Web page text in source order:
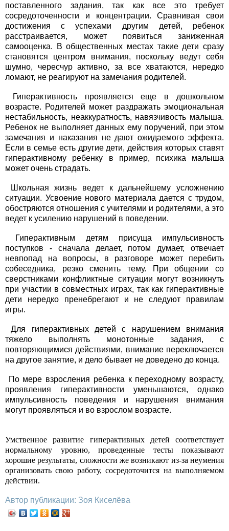
поставленного задания, так как все это требует
сосредоточенности и концентрации. Сравнивая свои
достижения с успехами другим детей, ребенок
расстраивается, может появиться заниженная
самооценка. В общественных местах такие дети сразу
становятся центром внимания, поскольку ведут себя
шумно, чересчур активно, за все хватаются, нередко
ломают, не реагируют на замечания родителей.
Гиперактивность проявляется еще в дошкольном
возрасте. Родителей может раздражать эмоциональная
нестабильность, неаккуратность, навязчивость малыша.
Ребенок не выполняет данных ему поручений, при этом
замечания и наказания не дают ожидаемого эффекта.
Если в семье есть другие дети, действия которых ставят
гиперактивному ребенку в пример, психика малыша
может очень страдать.
Школьная жизнь ведет к дальнейшему усложнению
ситуации. Усвоение нового материала дается с трудом,
обостряются отношения с учителями и родителями, а это
ведет к усилению нарушений в поведении.
Гиперактивным детям присуща импульсивность
поступков - сначала делает, потом думает, отвечает
невпопад на вопросы, в разговоре может перебить
собеседника, резко сменить тему. При общении со
сверстниками конфликтные ситуации могут возникнуть
при участии в совместных играх, так как гиперактивные
дети нередко пренебрегают и не следуют правилам
игры.
Для гиперактивных детей с нарушением внимания
тяжело выполнять монотонные задания, с
повторяющимися действиями, внимание переключается
на другое занятие, и дело бывает не доведено до конца.
По мере взросления ребенка к переходному возрасту,
проявления гиперактивности уменьшаются, однако
импульсивность поведения и нарушения внимания
могут проявляться и во взрослом возрасте.
Умственное развитие гиперактивных детей соответствует
нормальному уровню, проведенные тесты показывают
хорошие результаты, сложности же возникают из-за неумения
организовать свою работу, сосредоточится на выполняемом
действии.
Автор публикации: Зоя Киселёва